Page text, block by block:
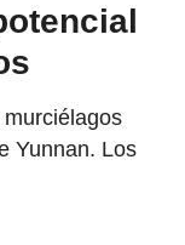
Yunnan. Los